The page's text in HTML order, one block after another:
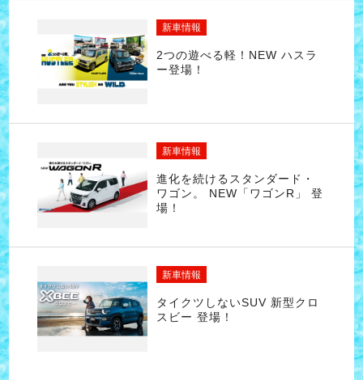
新車情報
2つの遊べる軽！NEW ハスラ
ー登場！
新車情報
進化を続けるスタンダード・
ワゴン。 NEW「ワゴンR」 登
場！
新車情報
タイクツしないSUV 新型クロ
スビー 登場！